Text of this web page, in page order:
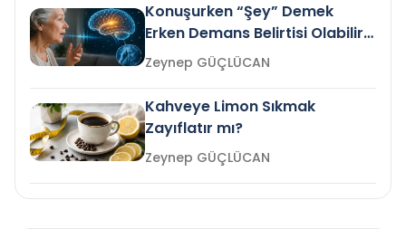
Konuşurken “Şey” Demek
Erken Demans Belirtisi Olabilir
mi?
Zeynep GÜÇLÜCAN
Kahveye Limon Sıkmak
Zayıflatır mı?
Zeynep GÜÇLÜCAN